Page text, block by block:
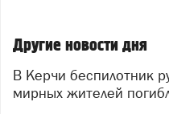
Другие новости дня
В Керчи беспилотник рухнул на пятиэтажку: двое
мирных жителей